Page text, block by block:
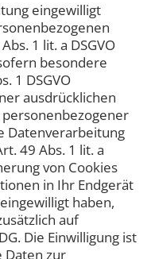
eingewilligt
1 lit. a DSGVO
besondere
1 DSGVO
ausdrücklichen
Datenverarbeitung
49 Abs. 1 lit. a
von Cookies
in Ihr Endgerät
haben,
auf
Die Einwilligung ist
Daten zur